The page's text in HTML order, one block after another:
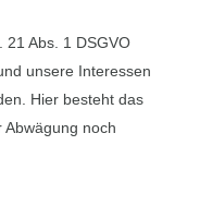
21 Abs. 1 DSGVO
unsere Interessen
Hier besteht das
Abwägung noch